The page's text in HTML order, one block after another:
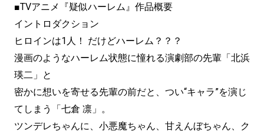
■TVアニメ『疑似ハーレム』作品概要
イントロダクション
ヒロインは1人！ だけどハーレム？？？
漫画のようなハーレム状態に憧れる演劇部の先輩「北浜
瑛二」と
密かに想いを寄せる先輩の前だと、つい“キャラ”を演じ
てしまう「七倉 凛」。
ツンデレちゃんに、小悪魔ちゃん、甘えんぼちゃん、ク